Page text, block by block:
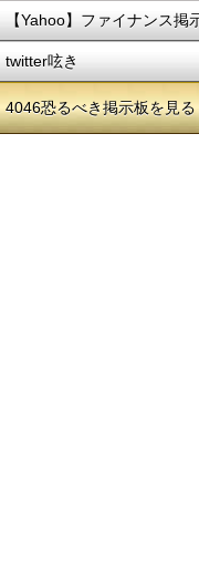
【Yahoo】ファイナンス掲
twitter呟き
4046恐るべき掲示板を見る